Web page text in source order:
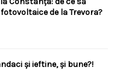
de la Trevora?
și ieftine, și bune?!